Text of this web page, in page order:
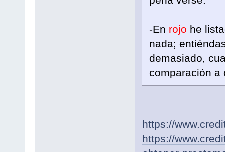
-En rojo he
nada;
demasiado,
comparación a
https://
https://